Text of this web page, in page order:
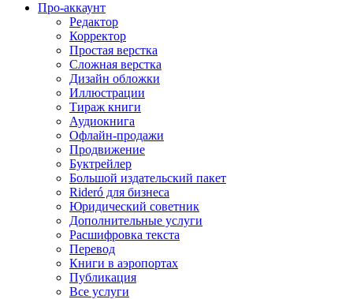
Про-аккаунт
Редактор
Корректор
Простая верстка
Сложная верстка
Дизайн обложки
Иллюстрации
Тираж книги
Аудиокнига
Офлайн-продажи
Продвижение
Буктрейлер
Большой издательский пакет
Rideró для бизнеса
Юридический советник
Дополнительные услуги
Расшифровка текста
Перевод
Книги в аэропортах
Публикация
Все услуги